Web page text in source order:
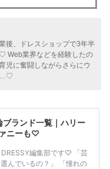
後、ドレスショップで3年半
Web業界などを経験したの
児に奮闘しながらさらにウ
…♡
ブランド一覧｜ハリー
ニーも♡
編集部です♡ 「芸
んでいるの？」 「憧れの